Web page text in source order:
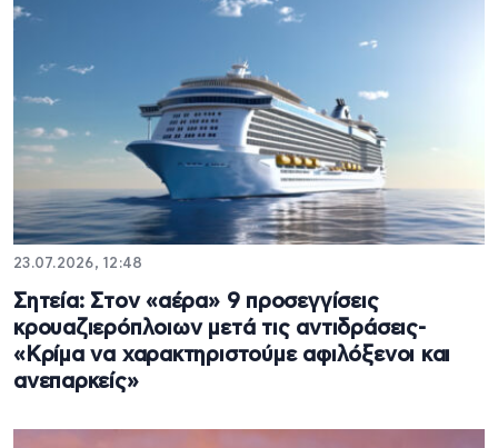
23.07.2026, 12:48
Σητεία: Στον «αέρα» 9 προσεγγίσεις
κρουαζιερόπλοιων μετά τις αντιδράσεις-
«Κρίμα να χαρακτηριστούμε αφιλόξενοι και
ανεπαρκείς»